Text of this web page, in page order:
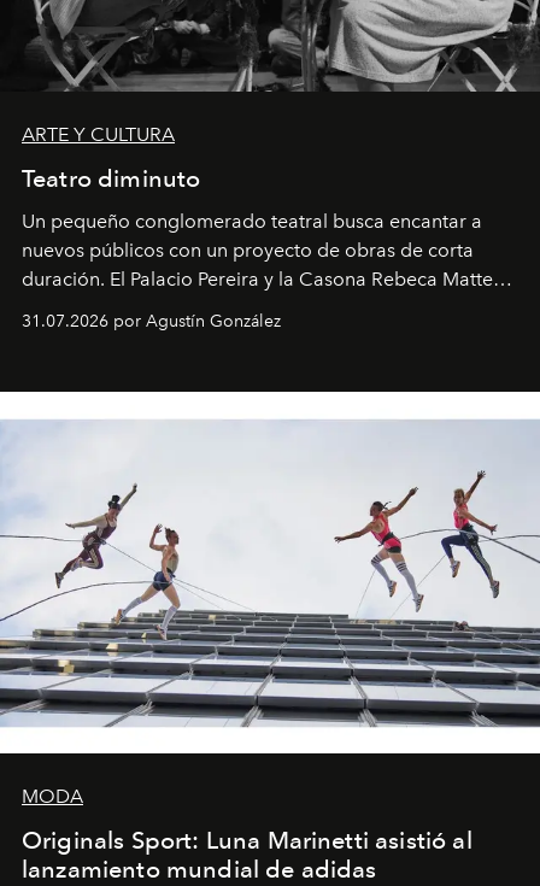
ARTE Y CULTURA
Teatro diminuto
Un pequeño conglomerado teatral busca encantar a
nuevos públicos con un proyecto de obras de corta
duración. El Palacio Pereira y la Casona Rebeca Matte
son algunos de los lugares que han albergado estas
miniobras. Sus puestas en escena son limpias; ponen el
31.07.2026 por Agustín González
MODA
Originals Sport: Luna Marinetti asistió al
lanzamiento mundial de adidas